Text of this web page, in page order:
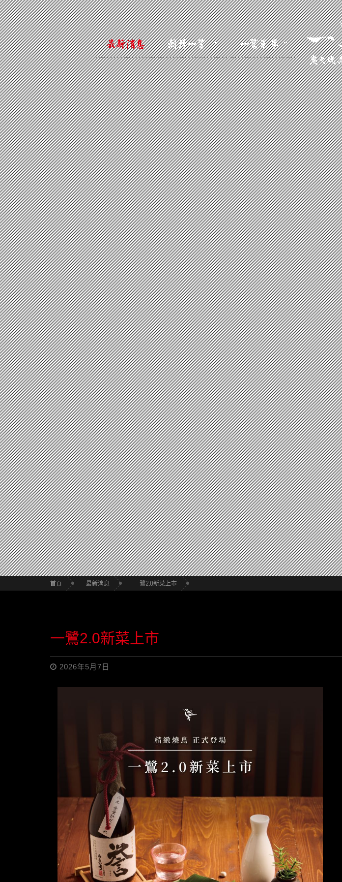
最新消息 關於一鷺 一鷺菜單
首頁 最新消息 一鷺2.0新菜上市
一鷺2.0新菜上市
2026年5月7日